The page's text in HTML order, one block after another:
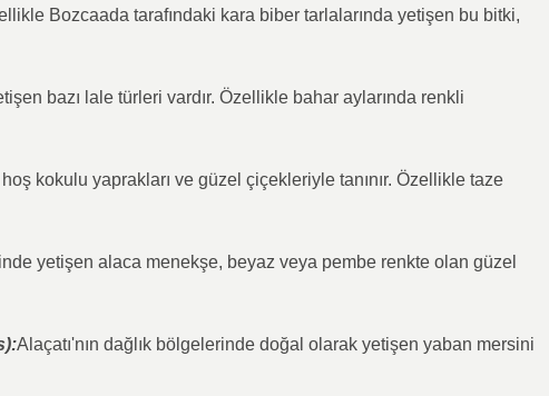
Bozcaada tarafındaki kara biber tarlalarında yetişen bu bitki,
bazı lale türleri vardır. Özellikle bahar aylarında renkli
kokulu yaprakları ve güzel çiçekleriyle tanınır. Özellikle taze
yetişen alaca menekşe, beyaz veya pembe renkte olan güzel
Alaçatı'nın dağlık bölgelerinde doğal olarak yetişen yaban mersini